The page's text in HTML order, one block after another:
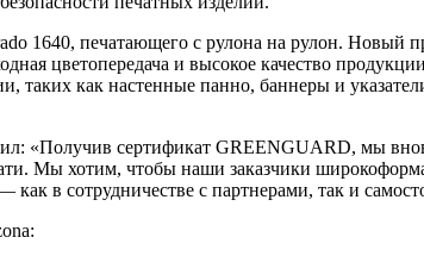
1640, печатающего с рулона на рулон. Новый
цветопередача и высокое качество
таких как настенные панно, баннеры и
«Получив сертификат GREENGUARD, мы
Мы хотим, чтобы наши заказчики
в сотрудничестве с партнерами, так и